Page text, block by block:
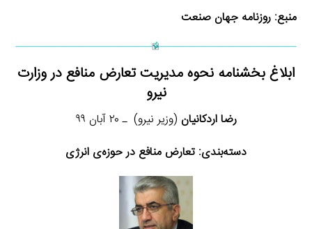
منبع: روزنامه جهان صنعت
ابلاغ بخشنامه نحوه مدیریت تعارض منافع در وزارت
نیرو
رضا اردکانیان (وزیر نیرو) ـ ۲۰ آبان ۹۹
دسته‌بندی: تعارض منافع در حوزه‌ی انرژی